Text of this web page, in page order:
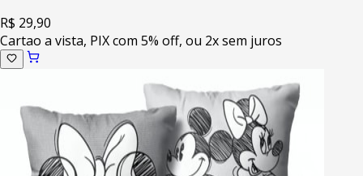
R$ 29,90
Cartao a vista, PIX com 5% off, ou 2x sem juros